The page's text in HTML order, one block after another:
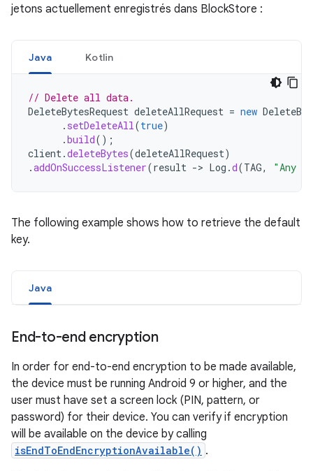
jetons actuellement enregistrés dans BlockStore :
Java Kotlin
// Delete all data.
DeleteBytesRequest deleteAllRequest = new
. setDeleteAll(true)
.build();
client.deleteBytes(deleteAllRequest)
.addOnSuccessListener(result -> Log .d(TAG, "Any
The following example shows how to retrieve the default
key.
Java
End-to-end encryption
In order for end-to-end encryption to be made available,
the device must be running Android 9 or higher, and the
user must have set a screen lock (PIN, pattern, or
password) for their device. You can verify if encryption
will be available on the device by calling
isEndToEndEncryptionAvailable() .